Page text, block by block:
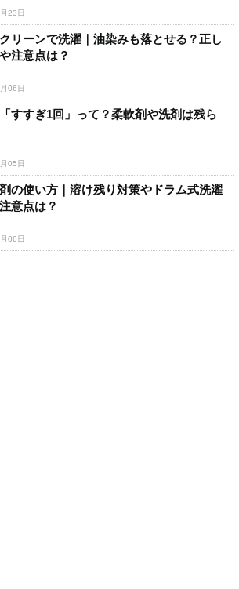
23日
リーンで洗濯｜油染みも落とせる？正し
注意点は？
06日
すすぎ1回」って？柔軟剤や洗剤は残ら
05日
の使い方｜溶け残り対策やドラム式洗濯
意点は？
06日